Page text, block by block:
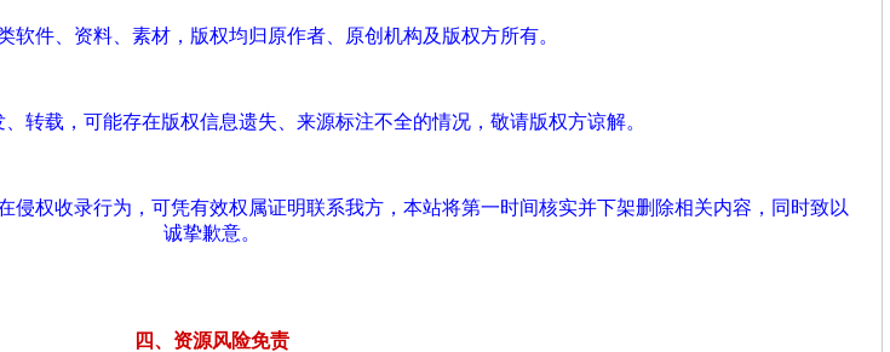
软件、资料、素材，版权均归原作者、原创机构及版权方所有。
转载，可能存在版权信息遗失、来源标注不全的情况，敬请版权方谅解。
侵权收录行为，可凭有效权属证明联系我方，本站将第一时间核实并下架删除相关内容，同时致以
诚挚歉意。
四、资源风险免责